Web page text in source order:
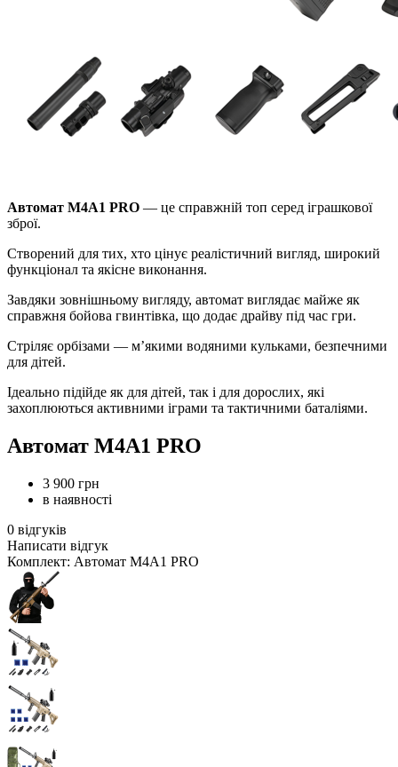
Автомат M4A1 PRO — це справжній топ серед іграшкової
зброї.
Створений для тих, хто цінує реалістичний вигляд, широкий
функціонал та якісне виконання.
Завдяки зовнішньому вигляду, автомат виглядає майже як
справжня бойова гвинтівка, що додає драйву під час гри.
Стріляє орбізами — м’якими водяними кульками, безпечними
для дітей.
Ідеально підійде як для дітей, так і для дорослих, які
захоплюються активними іграми та тактичними баталіями.
Автомат M4A1 PRO
3 900 грн
в наявності
0 відгуків
Написати відгук
Комплект: Автомат M4A1 PRO